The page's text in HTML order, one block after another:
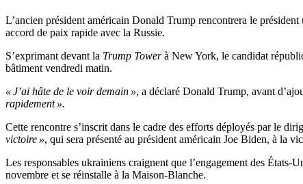
L’ancien président américain Donald Trump rencontrera le
accord de paix rapide avec la Russie.
S’exprimant devant la Trump Towerà New York, le candidat
bâtiment vendredi matin.
« J’ai hâte de le voir demain », a déclaré Donald Trump, avant
rapidement ».
Cette rencontre s’inscrit dans le cadre des efforts déployés par le
victoire », qui sera présenté au président américain Joe Biden, à la
Les responsables ukrainiens craignent que l’engagement des États-
novembre et se réinstalle à la Maison-Blanche.